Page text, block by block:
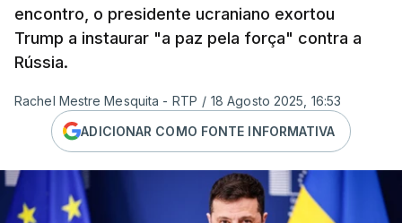
encontro, o presidente ucraniano exortou
Trump a instaurar "a paz pela força" contra a
Rússia.
Rachel Mestre Mesquita - RTP / 18 Agosto 2025, 16:53
ADICIONAR COMO FONTE INFORMATIVA